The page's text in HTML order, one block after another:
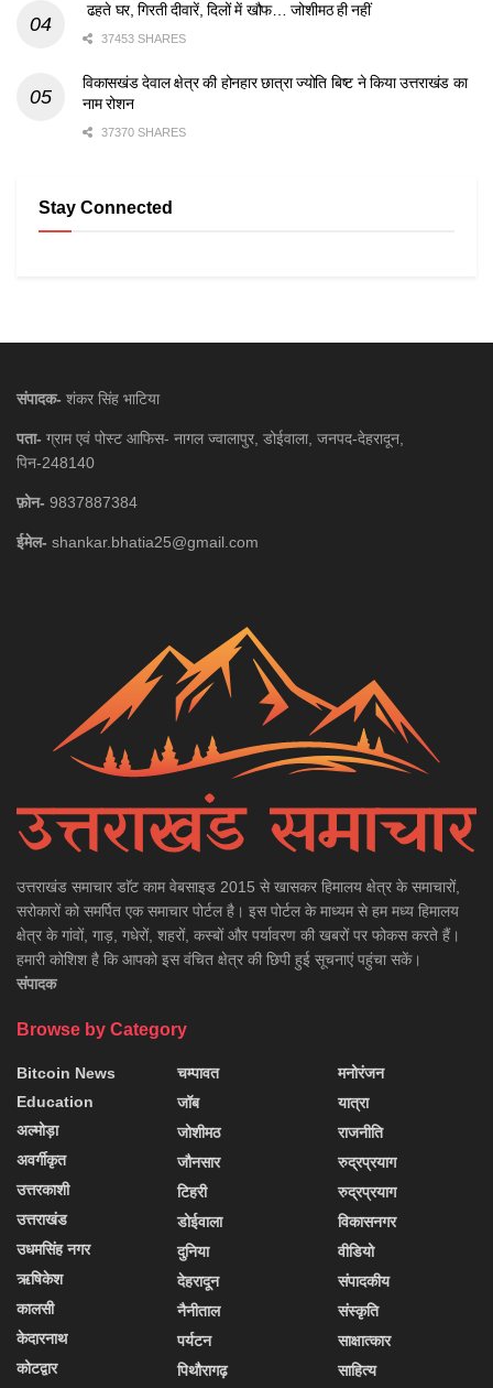
ढहते घर, गिरती दीवारें, दिलों में खौफ… जोशीमठ ही नहीं
37453 SHARES
विकासखंड देवाल क्षेत्र की होनहार छात्रा ज्योति बिष्ट ने किया उत्तराखंड का
नाम रोशन
37370 SHARES
Stay Connected
संपादक- शंकर सिंह भाटिया
पता- ग्राम एवं पोस्ट आफिस- नागल ज्वालापुर, डोईवाला, जनपद-देहरादून,
पिन-248140
फ़ोन- 9837887384
ईमेल- shankar.bhatia25@gmail.com
उत्तराखंड समाचार डाॅट काम वेबसाइड 2015 से खासकर हिमालय क्षेत्र के समाचारों,
सरोकारों को समर्पित एक समाचार पोर्टल है। इस पोर्टल के माध्यम से हम मध्य हिमालय
क्षेत्र के गांवों, गाड़, गधेरों, शहरों, कस्बों और पर्यावरण की खबरों पर फोकस करते हैं।
हमारी कोशिश है कि आपको इस वंचित क्षेत्र की छिपी हुई सूचनाएं पहुंचा सकें।
संपादक
Browse by Category
Bitcoin News
Education
अल्मोड़ा
अवर्गीकृत
उत्तरकाशी
उत्तराखंड
उधमसिंह नगर
ऋषिकेश
कालसी
केदारनाथ
कोटद्वार
चम्पावत
जॉब
जोशीमठ
जौनसार
टिहरी
डोईवाला
दुनिया
देहरादून
नैनीताल
पर्यटन
पिथौरागढ़
मनोरंजन
यात्रा
राजनीति
रुद्रप्रयाग
रुद्रप्रयाग
विकासनगर
वीडियो
संपादकीय
संस्कृति
साक्षात्कार
साहित्य